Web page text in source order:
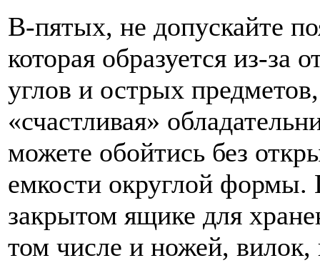
В-пятых, не допускайте
которая образуется из-
углов и острых
«счастливая»
можете обойтись без
емкости округлой формы.
закрытом ящике для
том числе и ножей,